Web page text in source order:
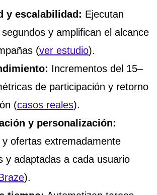
y escalabilidad: Ejecutan
y amplifican el alcance
(ver estudio).
Incrementos del 15–
de participación y retorno
(casos reales).
y personalización:
y ofertas extremadamente
y adaptadas a cada usuario
).